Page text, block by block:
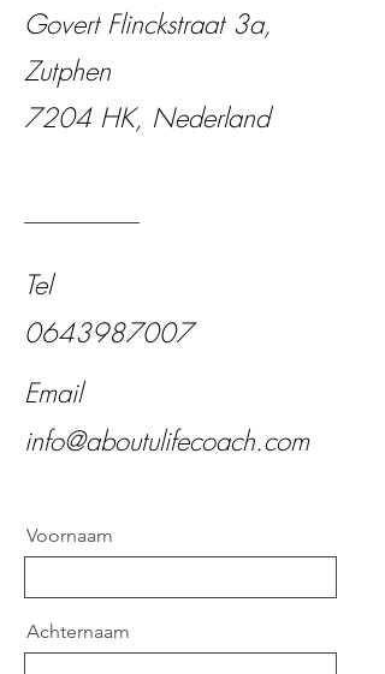
Govert Flinckstraat 3a,
Zutphen
7204 HK, Nederland
Tel
0643987007
Email
info@aboutulifecoach.com
Voornaam
Achternaam